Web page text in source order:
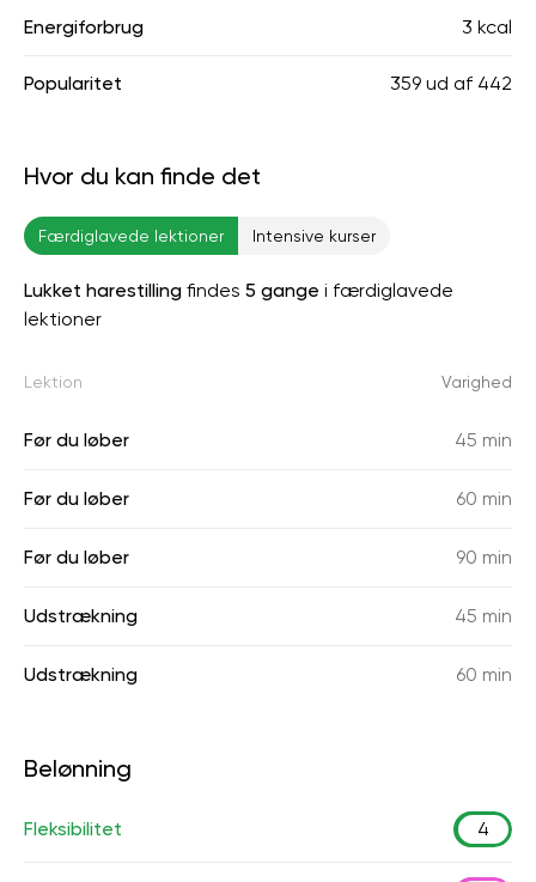
Energiforbrug 3 kcal
Popularitet 359 ud af 442
Hvor du kan finde det
Færdiglavede lektioner Intensive kurser
Lukket harestilling findes 5 gange i færdiglavede
lektioner
Lektion Varighed
Før du løber 45 min
Før du løber 60 min
Før du løber 90 min
Udstrækning 45 min
Udstrækning 60 min
Belønning
Fleksibilitet 4